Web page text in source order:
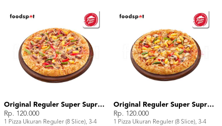
Original Reguler Super Supreme Beef
Rp. 120.000
1 Pizza Ukuran Reguler (8 Slice), 3-4
Original Reguler Super Supreme Chicken
Rp. 120.000
1 Pizza Ukuran Reguler (8 Slice), 3-4